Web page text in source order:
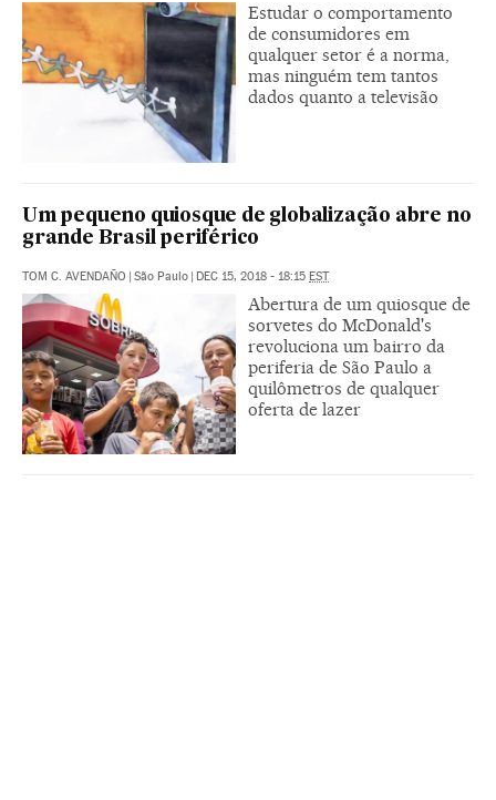
Estudar o comportamento
de consumidores em
qualquer setor é a norma,
mas ninguém tem tantos
dados quanto a televisão
Um pequeno quiosque de globalização abre no
grande Brasil periférico
TOM C. AVENDAÑO | São Paulo | DEC 15, 2018 - 18:15 EST
Abertura de um quiosque de
sorvetes do McDonald's
revoluciona um bairro da
periferia de São Paulo a
quilômetros de qualquer
oferta de lazer